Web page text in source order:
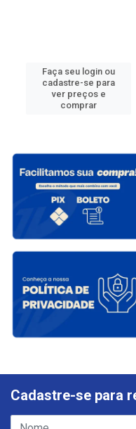
Faça seu login ou
cadastre-se para
ver preços e
comprar
Cadastre-se para